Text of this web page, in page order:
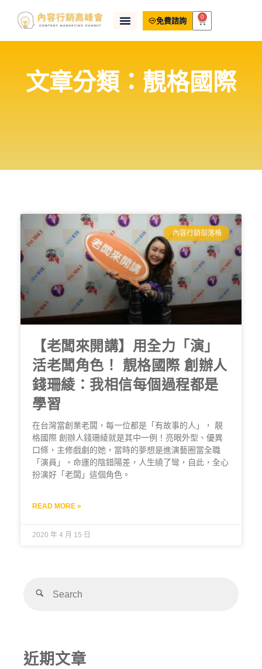
免費諮詢 0
文章分類：靚格國際
內容行銷部落格
【老闆來開講】用全力「演」
活老闆角色！ 靚格國際 創辦人
錢珊綾：我相信每個過程都是
學習
在台灣當創業老闆，每一位都是「有故事的人」， 靚
格國際 創辦人錢珊綾就是其中一例！亮眼外型、優異
口條，主修戲劇的她，當時的夢想是進演藝圈當全職
「演員」。命運的陰錯陽差，人生繞了彎，自此，全心
扮演好「老闆」這個角色。
READ MORE »
2020 年 4 月 15 日
近期文章